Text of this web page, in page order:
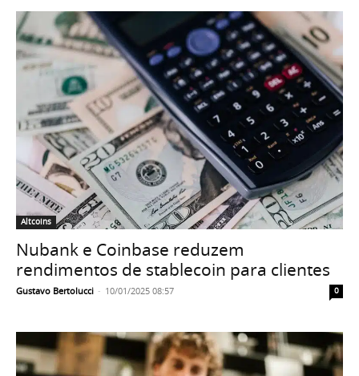
Altcoins
Nubank e Coinbase reduzem
rendimentos de stablecoin para clientes
Gustavo Bertolucci - 10/01/2025 08:57 0